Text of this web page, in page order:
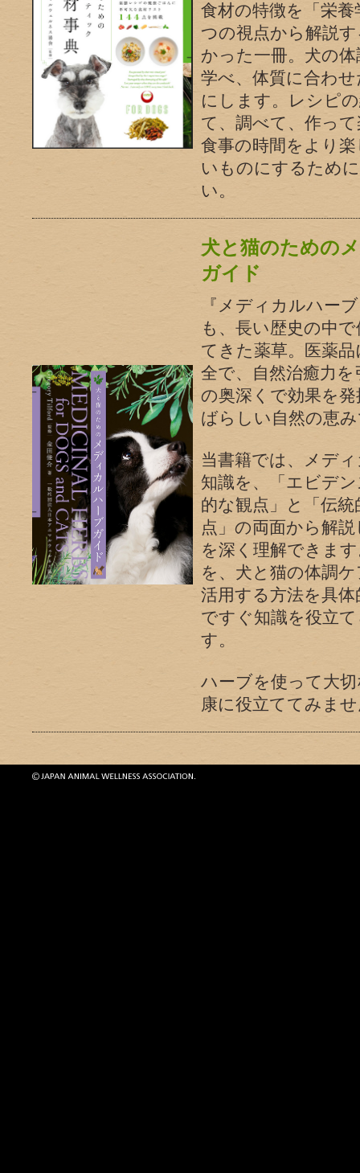
食材の特徴を「栄
つの視点から解説
かった一冊。犬の
学べ、体質に合わ
にします。レシピ
て、調べて、作っ
食事の時間をより
いものにするため
い。
犬と猫のための
ガイド
『メディカルハー
も、長い歴史の中
てきた薬草。医薬
全で、自然治癒力
の奥深くで効果を
ばらしい自然の恵
当書籍では、メデ
知識を、「エビデ
的な観点」と「伝
点」の両面から解
を深く理解できま
を、犬と猫の体調
活用する方法を具
ですぐ知識を役立
す。
ハーブを使って大
康に役立ててみま